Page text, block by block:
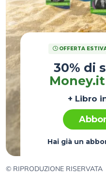
OFFERTA
30% di
+ Libro
Hai già un
© RIPRODUZIONE RISERVATA